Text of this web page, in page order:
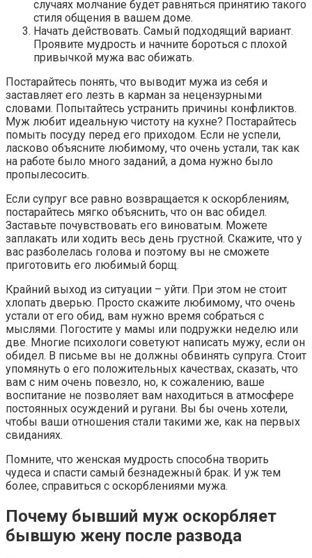
случаях молчание будет равняться принятию такого
стиля общения в вашем доме.
Начать действовать. Самый подходящий вариант.
Проявите мудрость и начните бороться с плохой
привычкой мужа вас обижать.
Постарайтесь понять, что выводит мужа из себя и
заставляет его лезть в карман за нецензурными
словами. Попытайтесь устранить причины конфликтов.
Муж любит идеальную чистоту на кухне? Постарайтесь
помыть посуду перед его приходом. Если не успели,
ласково объясните любимому, что очень устали, так как
на работе было много заданий, а дома нужно было
пропылесосить.
Если супруг все равно возвращается к оскорблениям,
постарайтесь мягко объяснить, что он вас обидел.
Заставьте почувствовать его виноватым. Можете
заплакать или ходить весь день грустной. Скажите, что у
вас разболелась голова и поэтому вы не сможете
приготовить его любимый борщ.
Крайний выход из ситуации – уйти. При этом не стоит
хлопать дверью. Просто скажите любимому, что очень
устали от его обид, вам нужно время собраться с
мыслями. Погостите у мамы или подружки неделю или
две. Многие психологи советуют написать мужу, если он
обидел. В письме вы не должны обвинять супруга. Стоит
упомянуть о его положительных качествах, сказать, что
вам с ним очень повезло, но, к сожалению, ваше
воспитание не позволяет вам находиться в атмосфере
постоянных осуждений и ругани. Вы бы очень хотели,
чтобы ваши отношения стали такими же, как на первых
свиданиях.
Помните, что женская мудрость способна творить
чудеса и спасти самый безнадежный брак. И уж тем
более, справиться с оскорблениями мужа.
Почему бывший муж оскорбляет
бывшую жену после развода